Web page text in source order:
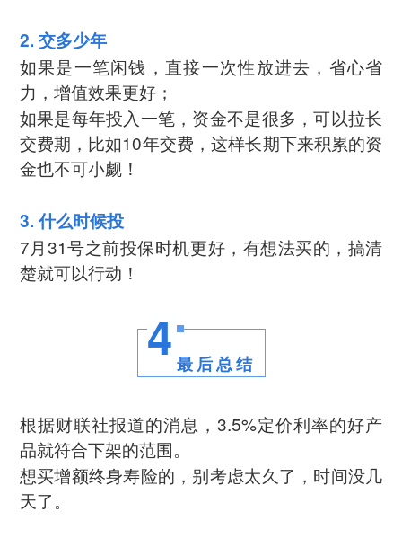
2. 交多少年
如果是一笔闲钱，直接一次性放进去，省心省
力，增值效果更好；
如果是每年投入一笔，资金不是很多，可以拉长
交费期，比如10年交费，这样长期下来积累的资
金也不可小觑！
3. 什么时候投
7月31号之前投保时机更好，有想法买的，搞清
楚就可以行动！
4 最后总结
根据财联社报道的消息，3.5%定价利率的好产
品就符合下架的范围。
想买增额终身寿险的，别考虑太久了，时间没几
天了。